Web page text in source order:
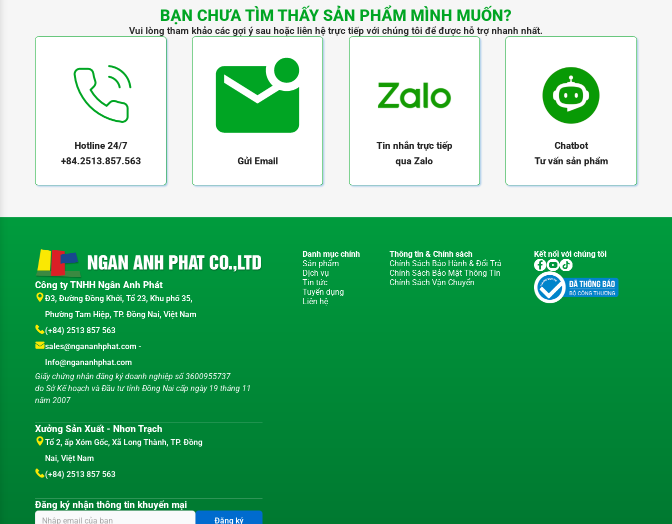
BẠN CHƯA TÌM THẤY SẢN PHẨM MÌNH MUỐN?
Vui lòng tham khảo các gợi ý sau hoặc liên hệ trực tiếp với chúng tôi để được hỗ trợ nhanh nhất.
Hotline 24/7
+84.2513.857.563
Gửi Email
Tin nhắn trực tiếp
qua Zalo
Chatbot
Tư vấn sản phẩm
Công ty TNHH Ngân Anh Phát
Đ3, Đường Đồng Khởi, Tổ 23, Khu phố 35,
Phường Tam Hiệp, TP. Đồng Nai, Việt Nam
(+84) 2513 857 563
sales@ngananhphat.com -
Info@ngananhphat.com
Giấy chứng nhận đăng ký doanh nghiệp số 3600955737
do Sở Kế hoạch và Đầu tư tỉnh Đồng Nai cấp ngày 19 tháng 11
năm 2007
Xưởng Sản Xuất - Nhơn Trạch
Tổ 2, ấp Xóm Gốc, Xã Long Thành, TP. Đồng
Nai, Việt Nam
(+84) 2513 857 563
Đăng ký nhận thông tin khuyến mại
Đăng ký
Danh mục chính
Sản phẩm
Dịch vụ
Tin tức
Tuyển dụng
Liên hệ
Thông tin & Chính sách
Chính Sách Bảo Hành & Đổi Trả
Chính Sách Bảo Mật Thông Tin
Chính Sách Vận Chuyển
Kết nối với chúng tôi